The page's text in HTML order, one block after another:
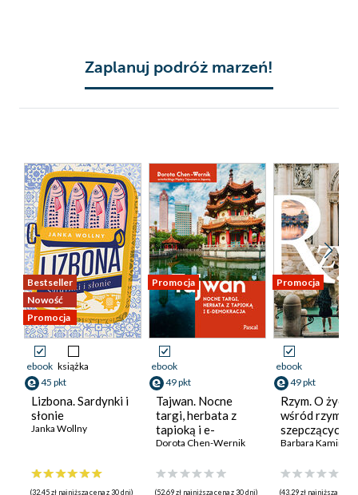
Zaplanuj podróż marzeń!
Bestseller
Nowość
Promocja
ebook książka
45 pkt
Lizbona. Sardynki i
słonie
Janka Wollny
(32,45 zł najniższa cena z 30 dni)
Promocja
ebook
49 pkt
Tajwan. Nocne
targi, herbata z
tapioką i e-
demokracja
Dorota Chen-Wernik
(52,69 zł najniższa cena z 30 dni)
Promocja
ebook
49 pkt
Rzym. O życiu
wśród
szepczących
posągach i
Barbara Kamińska
(43,29 zł najniższa cena